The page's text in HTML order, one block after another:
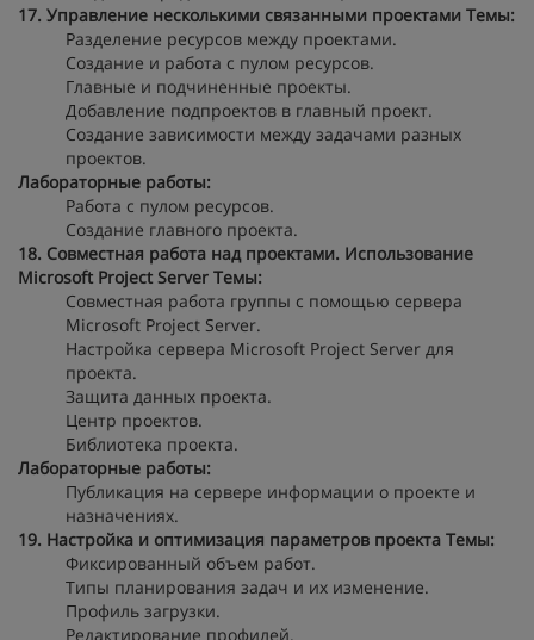
17. Управление несколькими связанными проектами Темы:
Разделение ресурсов между проектами.
Создание и работа с пулом ресурсов.
Главные и подчиненные проекты.
Добавление подпроектов в главный проект.
Создание зависимости между задачами разных
проектов.
Лабораторные работы:
Работа с пулом ресурсов.
Создание главного проекта.
18. Совместная работа над проектами. Использование
Microsoft Project Server Темы:
Совместная работа группы с помощью сервера
Microsoft Project Server.
Настройка сервера Microsoft Project Server для
проекта.
Защита данных проекта.
Центр проектов.
Библиотека проекта.
Лабораторные работы:
Публикация на сервере информации о проекте и
назначениях.
19. Настройка и оптимизация параметров проекта Темы:
Фиксированный объем работ.
Типы планирования задач и их изменение.
Профиль загрузки.
Редактирование профилей.